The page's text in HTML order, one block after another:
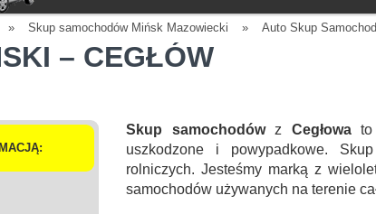
» Skup samochodów Mińsk Mazowiecki » Auto Skup
– CEGŁÓW
Skup samochodówz Cegłowa
uszkodzone i powypadkowe.
rolniczych. Jesteśmy marką z
samochodów używanych na terenie